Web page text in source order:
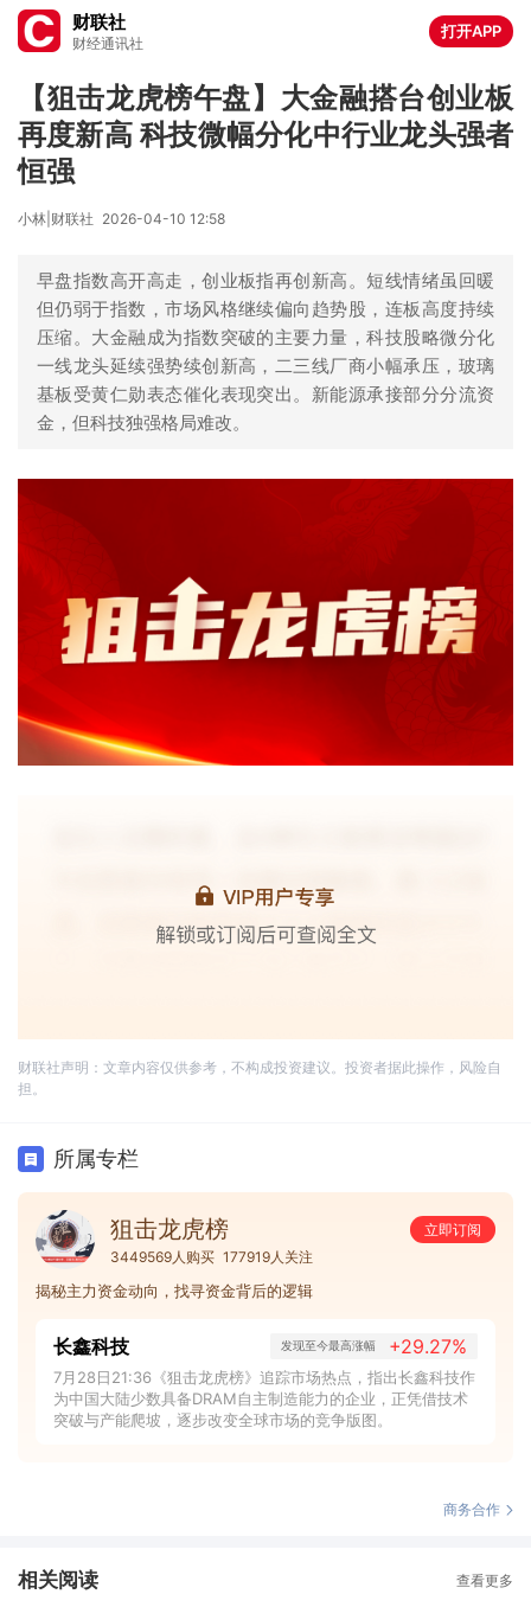
财联社
财经通讯社
打开APP
【狙击龙虎榜午盘】大金融搭台创业板
再度新高 科技微幅分化中行业龙头强者
恒强
小林|财联社 2026-04-10 12:58
早盘指数高开高走，创业板指再创新高。短线情绪虽回暖
但仍弱于指数，市场风格继续偏向趋势股，连板高度持续
压缩。大金融成为指数突破的主要力量，科技股略微分化
一线龙头延续强势续创新高，二三线厂商小幅承压，玻璃
基板受黄仁勋表态催化表现突出。新能源承接部分分流资
金，但科技独强格局难改。
财联社声明：文章内容仅供参考，不构成投资建议。投资者据此操作，风险自
担。
所属专栏
狙击龙虎榜
立即订阅
3449569人购买 177919人关注
揭秘主力资金动向，找寻资金背后的逻辑
长鑫科技 发现至今最高涨幅 +29.27%
7月28日21:36《狙击龙虎榜》追踪市场热点，指出长鑫科技作
为中国大陆少数具备DRAM自主制造能力的企业，正凭借技术
突破与产能爬坡，逐步改变全球市场的竞争版图。
商务合作
相关阅读 查看更多